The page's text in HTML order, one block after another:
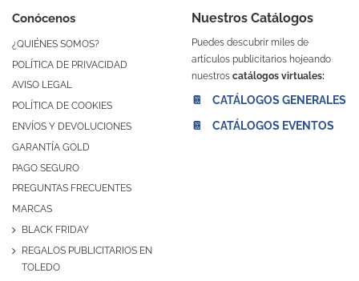
Conócenos
¿QUIÉNES SOMOS?
POLÍTICA DE PRIVACIDAD
AVISO LEGAL
POLÍTICA DE COOKIES
ENVÍOS Y DEVOLUCIONES
GARANTÍA GOLD
PAGO SEGURO
PREGUNTAS FRECUENTES
MARCAS
BLACK FRIDAY
REGALOS PUBLICITARIOS EN
TOLEDO
Nuestros Catálogos
Puedes descubrir miles de
artículos publicitarios hojeando
nuestros catálogos virtuales:
📔 CATÁLOGOS GENERALES
📔 CATÁLOGOS EVENTOS